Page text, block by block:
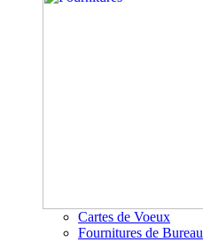
Cartes de Voeux
Fournitures de Bureau